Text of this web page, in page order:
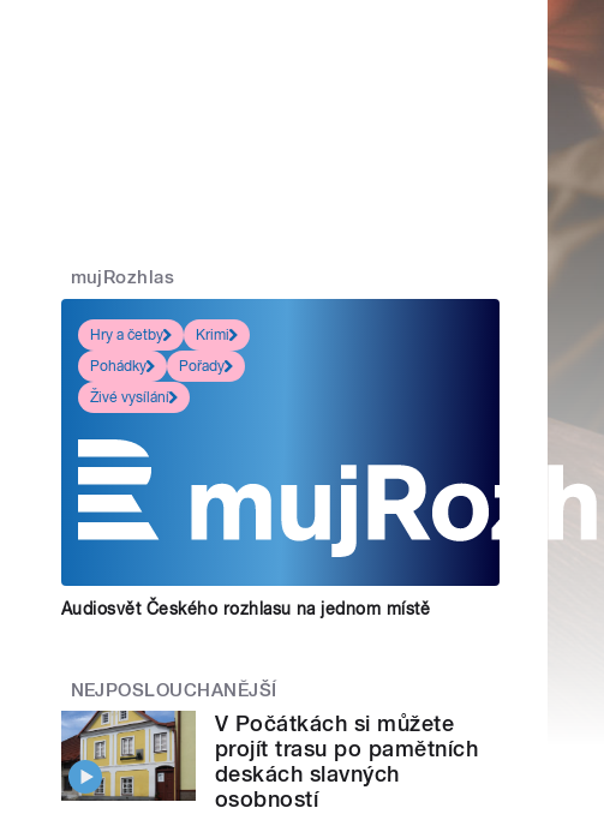
mujRozhlas
Hry a četby
Krimi
Pohádky
Pořady
Živé vysílání
Audiosvět Českého rozhlasu na jednom místě
NEJPOSLOUCHANĚJŠÍ
V Počátkách si můžete
projít trasu po pamětních
deskách slavných
osobností